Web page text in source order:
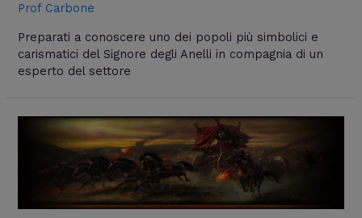
Prof Carbone
Preparati a conoscere uno dei popoli più simbolici e
carismatici del Signore degli Anelli in compagnia di un
esperto del settore